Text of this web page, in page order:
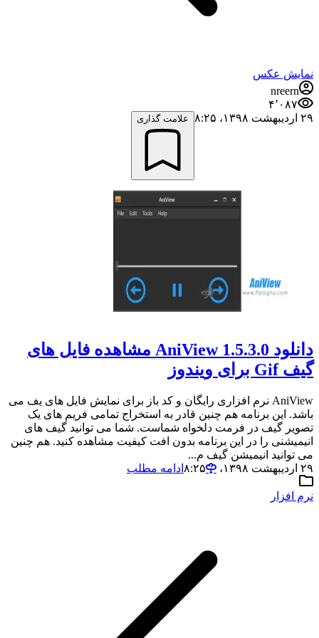
نمایش عکس
nreern
۴٬۰۸۷
۲۹ اردیبهشت ۱۳۹۸،‏ ۸:۲۵
علامت گذاری
دانلود AniView 1.5.3.0 مشاهده فایل های
گیف Gif برای ویندوز
AniView نرم افزاری رایگان و کد باز برای نمایش فایل های یف می
باشد. این برنامه هم چنین قادر به استخراج تمامی فریم های یک
تصویر گیف در فرمت دلخواه شماست. شما می توانید گیف های
انیمیشنی را در این برنامه بدون افت کیفیت مشاهده کنید. هم چنین
می توانید انیمیشن گیف م...
۲۹ اردیبهشت ۱۳۹۸،‏ ۸:۲۵
ادامه مطلب
نرم افزار